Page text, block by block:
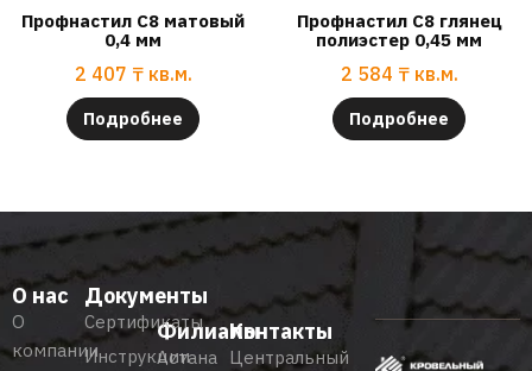
Профнастил С8 матовый
0,4 мм
2 407 ₸ кв.м.
Подробнее
Профнастил С8 глянец
полиэстер 0,45 мм
2 584 ₸ кв.м.
Подробнее
О нас
О
компании
Документы
Сертификаты
Инструкции
Филиалы
Астана
Контакты
Центральный